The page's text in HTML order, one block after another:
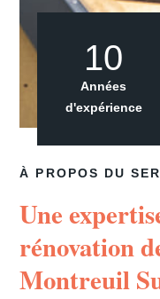
À PROPOS DU
Une
rénovation
Montreuil
10
Années
d'expérience